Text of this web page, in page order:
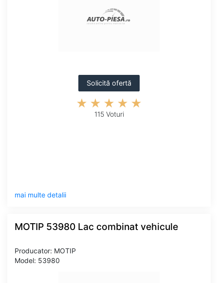
Solicită ofertă
115 Voturi
mai multe detalii
MOTIP 53980 Lac combinat vehicule
Producator: MOTIP
Model: 53980